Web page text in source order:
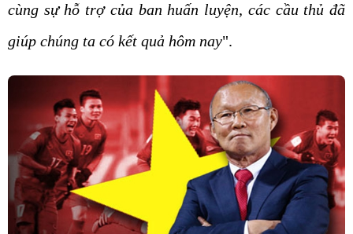
cùng sự hỗ trợ của ban huấn luyện, các cầu thủ đã
giúp chúng ta có kết quả hôm nay".